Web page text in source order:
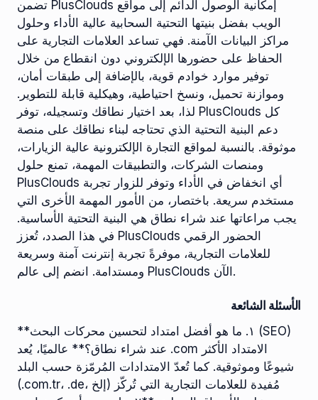
تضمن PlusClouds إمكانية الوصول الدائم إلى مواقع
الويب بفضل بنيتها التحتية السحابية عالية الأداء وحلول
مراكز البيانات الآمنة. فهي تساعد العلامات التجارية على
الحفاظ على حضورها الإلكتروني دون انقطاع من خلال
توفير موارد خوادم قوية، بالإضافة إلى طبقات أمان،
وموازنة تحميل، ونسخ احتياطية، وهيكلية قابلة للتطوير.
لذا، بعد اختيار نطاقك وتسجيله، توفر PlusClouds كل
دعم البنية التحتية الذي تحتاجه لبناء نطاقك على منصة
موثوقة. بالنسبة لمواقع التجارة الإلكترونية عالية الزيارات،
ومنصات الشركات، والتطبيقات المهمة، تمنع حلول
PlusClouds أي انخفاض في الأداء وتوفر للزوار تجربة
مستخدم سريعة. باختصار، من الأمور المهمة الأخرى التي
يجب مراعاتها عند شراء نطاق هي البنية التحتية الأساسية.
في هذا الصدد، تُعزز PlusClouds الحضور الرقمي
للعلامات التجارية، موفرةً تجربة إنترنت آمنة وسريعة
ومستدامة. انضم إلى عالم PlusClouds الآن.
الأسئلة الشائعة
**١. ما هو أفضل امتداد لتحسين محركات البحث (SEO)
عند شراء نطاق؟** عالميًا، يُعد .com الامتداد الأكثر
شيوعًا وموثوقية. كما تُعدّ الامتدادات المُرمّزة حسب البلد
(.com.tr، .de، إلخ) مُفيدة للعلامات التجارية التي تُركّز